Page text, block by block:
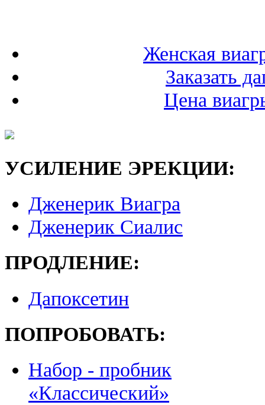
Женская
Заказать
Цена
УСИЛЕНИЕ ЭРЕКЦИИ:
Дженерик Виагра
Дженерик Сиалис
ПРОДЛЕНИЕ:
Дапоксетин
ПОПРОБОВАТЬ:
Набор - пробник
«Классический»